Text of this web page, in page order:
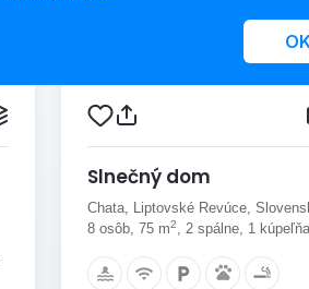
Slnečný dom
Chata, Liptovské Revúce,
8 osôb, 75 m2, 2 spálne, 1 kúpeľňa